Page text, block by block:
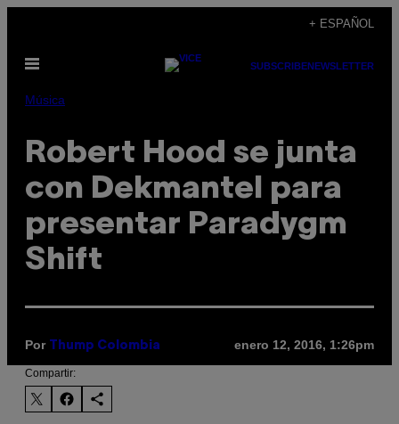
contenido
+ ESPAÑOL
Abrir
SUBSCRIBENEWSLETTER
Música
Robert Hood se junta
con Dekmantel para
presentar Paradygm
Shift
Por Thump Colombia enero 12, 2016, 1:26pm
Compartir: